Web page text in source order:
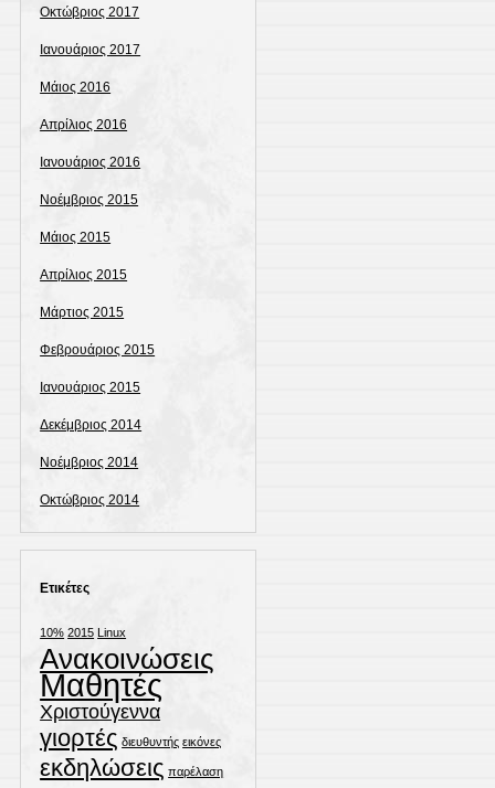
Οκτώβριος 2017
Ιανουάριος 2017
Μάιος 2016
Απρίλιος 2016
Ιανουάριος 2016
Νοέμβριος 2015
Μάιος 2015
Απρίλιος 2015
Μάρτιος 2015
Φεβρουάριος 2015
Ιανουάριος 2015
Δεκέμβριος 2014
Νοέμβριος 2014
Οκτώβριος 2014
Ετικέτες
10% 2015 Linux
Ανακοινώσεις
Μαθητές
Χριστούγεννα
γιορτές διευθυντής εικόνες
εκδηλώσεις παρέλαση